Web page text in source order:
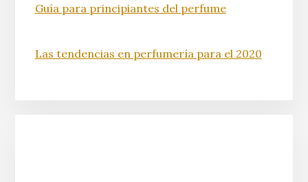
Guía para principiantes del perfume
Las tendencias en perfumería para el 2020